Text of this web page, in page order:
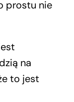
prostu nie
na
to jest